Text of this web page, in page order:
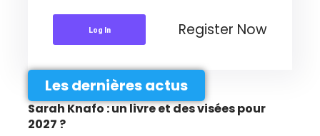
Log In Register Now
Les dernières actus
Sarah Knafo : un livre et des visées pour
2027 ?